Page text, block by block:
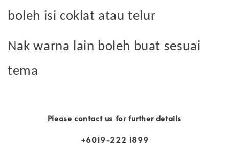
boleh isi coklat atau telur
Nak warna lain boleh buat sesuai
tema
Please contact us for further details
+6019-222 1899